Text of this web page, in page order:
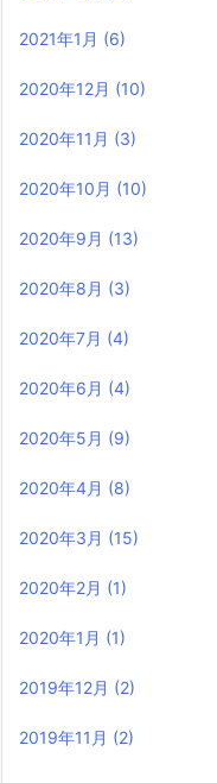
2021年1月 (6)
2020年12月 (10)
2020年11月 (3)
2020年10月 (10)
2020年9月 (13)
2020年8月 (3)
2020年7月 (4)
2020年6月 (4)
2020年5月 (9)
2020年4月 (8)
2020年3月 (15)
2020年2月 (1)
2020年1月 (1)
2019年12月 (2)
2019年11月 (2)